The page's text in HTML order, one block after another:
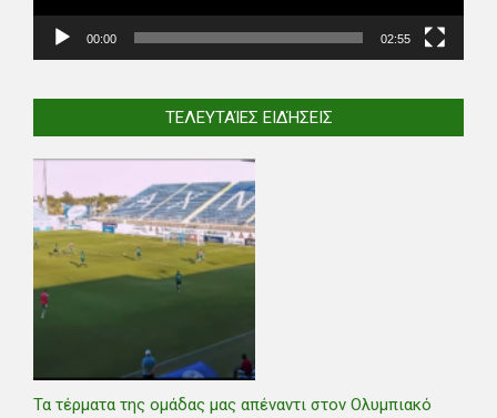
00:00 02:55
ΤΕΛΕΥΤΑΊΕΣ ΕΙΔΉΣΕΙΣ
Τα τέρματα της ομάδας μας απέναντι στον Ολυμπιακό